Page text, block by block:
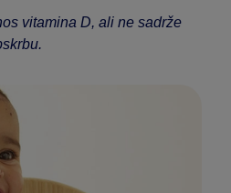
vitamina D, ali ne sadrže